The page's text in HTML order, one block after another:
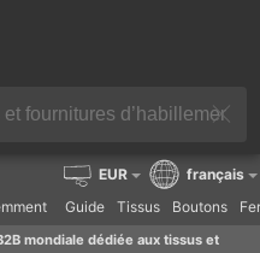
Guide Tissus Boutons
EUR français
mondiale dédiée aux tissus et